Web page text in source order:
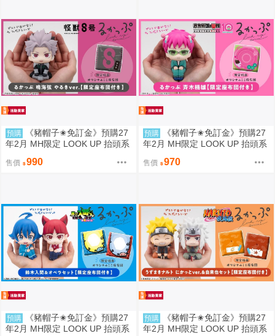
預購
《豬帽子✬免訂金》預購27
年2月 MH限定 LOOK UP 抬頭系
0812
售價 990
預購
《豬帽子✬免訂金》預購27
年2月 MH限定 LOOK UP 抬頭系
特典 0812
售價 970
預購
《豬帽子✬免訂金》預購27
年2月 MH限定 LOOK UP 抬頭系
預購
《豬帽子✬免訂金》預購27
年2月 MH限定 LOOK UP 抬頭系